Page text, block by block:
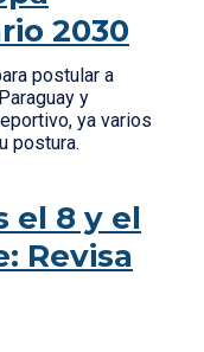
2030
postular a
y
ya varios
postura.
el 8 y el
Revisa